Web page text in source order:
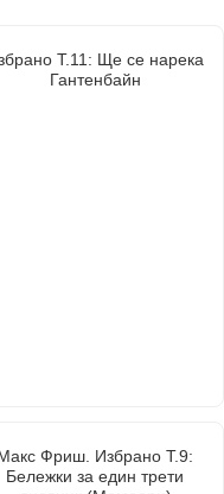
Т.11: Ще се нарека
Гантенбайн
Фриш. Избрано Т.9:
Бележки за един трети